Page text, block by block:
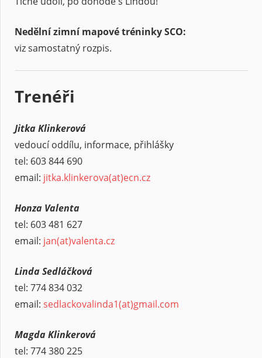
Nedělní zimní mapové tréninky SCO:
viz samostatný rozpis.
Trenéři
Jitka Klinkerová
vedoucí oddílu, informace, přihlášky
tel: 603 844 690
email: jitka.klinkerova(at)ecn.cz
Honza Valenta
tel: 603 481 627
email: jan(at)valenta.cz
Linda Sedláčková
tel: 774 834 032
email: sedlackovalinda1(at)gmail.com
Magda Klinkerová
tel: 774 380 225